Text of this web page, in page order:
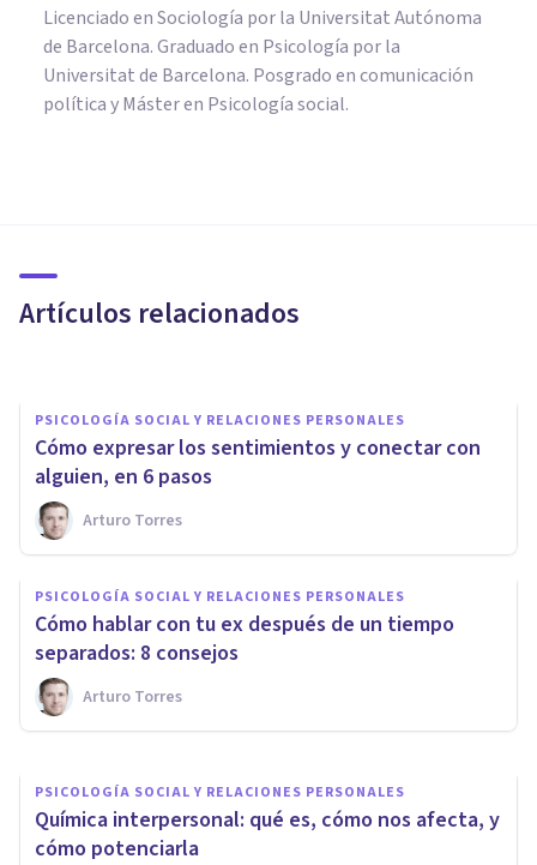
Licenciado en Sociología por la Universitat Autónoma
de Barcelona. Graduado en Psicología por la
Universitat de Barcelona. Posgrado en comunicación
política y Máster en Psicología social.
Artículos relacionados
la dependencia emocional
PSICOLOGÍA SOCIAL Y RELACIONES PERSONALES
Cómo expresar los sentimientos y conectar con
alguien, en 6 pasos
Arturo Torres
PSICOLOGÍA SOCIAL Y RELACIONES PERSONALES
Cómo hablar con tu ex después de un tiempo
separados: 8 consejos
Arturo Torres
PSICOLOGÍA SOCIAL Y RELACIONES PERSONALES
Cómo dejar de absorber las
emociones de las otras
personas, en 5 pasos
Arturo Torres
PSICOLOGÍA SOCIAL Y RELACIONES PERSONALES
Química interpersonal: qué es, cómo nos afecta, y
cómo potenciarla